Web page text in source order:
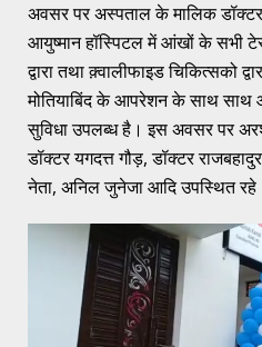
अवसर पर अस्पताल के मालिक
आयुष्मान हॉस्पिटल में आंखों के सभी
द्वारा तथा क़्वालीफाइड चिकित्सको
मोतियाबिंद के आपरेशन के साथ
सुविधा उपलब्ध है। इस अवसर पर
डॉक्टर यगदत्त गौड़, डॉक्टर
नेता, अनिल जुनेजा आदि उपस्थित